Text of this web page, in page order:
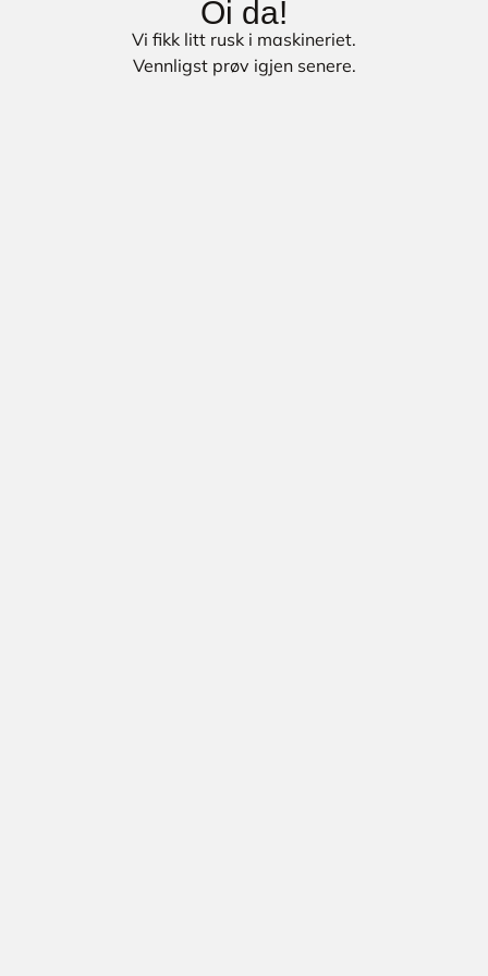
Oi da!
Vi fikk litt rusk i maskineriet.
Vennligst prøv igjen senere.